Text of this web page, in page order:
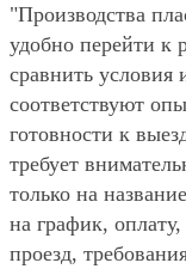
"Производства
удобно перейти к
сравнить условия
соответствуют
готовности к
требует
только на
на график,
проезд,